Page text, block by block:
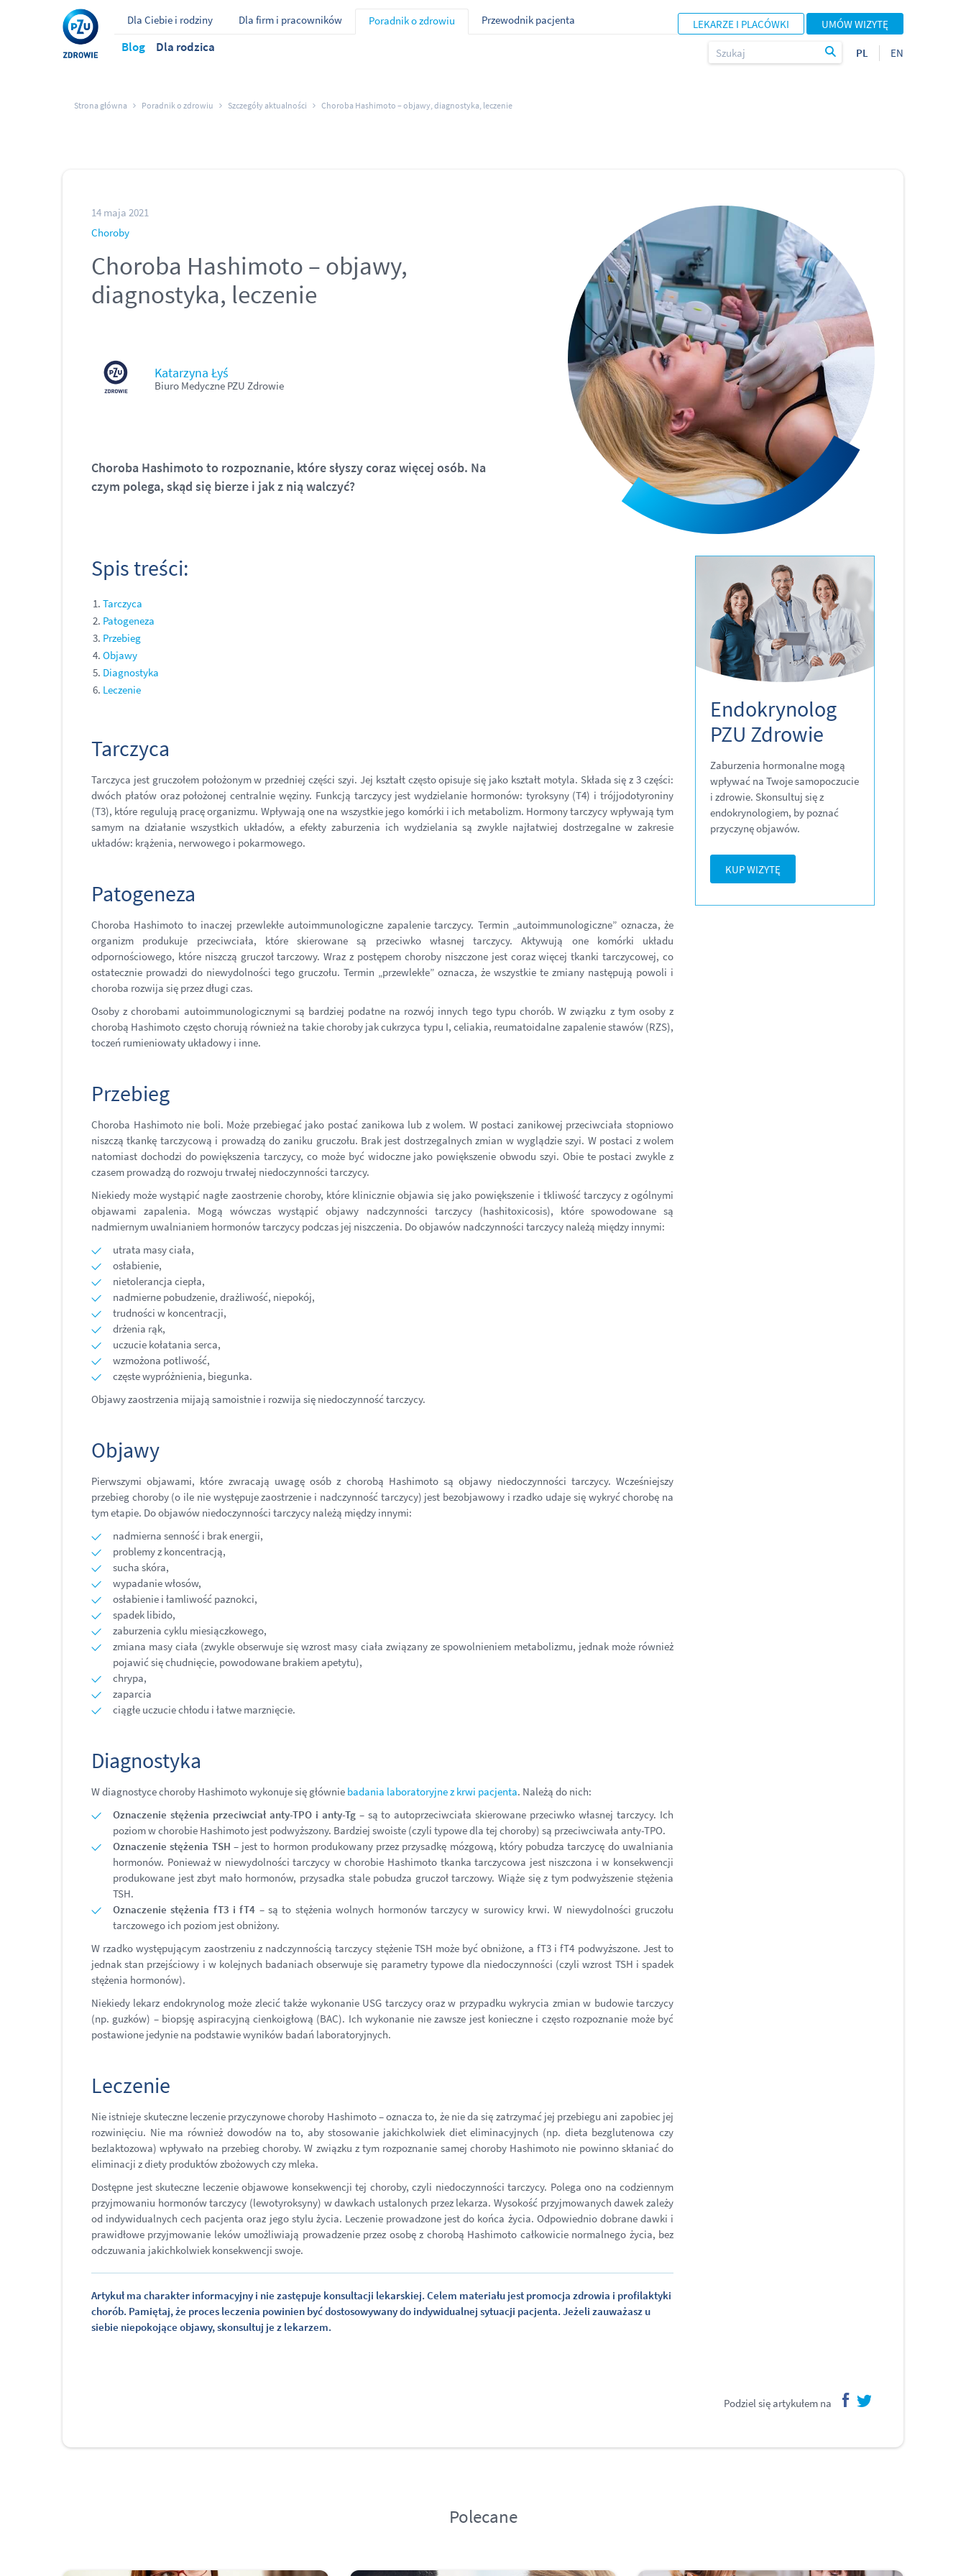
Dla Ciebie i rodziny Dla firm i pracowników Poradnik o zdrowiu Przewodnik pacjenta LEKARZE I PLACÓWKI UMÓW WIZYTĘ
Blog Dla rodzica PL EN
Strona główna Poradnik o zdrowiu Szczegóły aktualności Choroba Hashimoto – objawy, diagnostyka, leczenie
14 maja 2021
Choroby
Choroba Hashimoto – objawy,
diagnostyka, leczenie
Katarzyna Łyś
Biuro Medyczne PZU Zdrowie
Choroba Hashimoto to rozpoznanie, które słyszy coraz więcej osób. Na
czym polega, skąd się bierze i jak z nią walczyć?
Spis treści:
Tarczyca
Patogeneza
Przebieg
Objawy
Diagnostyka
Leczenie
Tarczyca
Tarczyca jest gruczołem położonym w przedniej części szyi. Jej kształt często opisuje się jako kształt motyla. Składa się z 3 części:
dwóch płatów oraz położonej centralnie węziny. Funkcją tarczycy jest wydzielanie hormonów: tyroksyny (T4) i trójjodotyroniny
(T3), które regulują pracę organizmu. Wpływają one na wszystkie jego komórki i ich metabolizm. Hormony tarczycy wpływają tym
samym na działanie wszystkich układów, a efekty zaburzenia ich wydzielania są zwykle najłatwiej dostrzegalne w zakresie
układów: krążenia, nerwowego i pokarmowego.
Patogeneza
Choroba Hashimoto to inaczej przewlekłe autoimmunologiczne zapalenie tarczycy. Termin „autoimmunologiczne” oznacza, że
organizm produkuje przeciwciała, które skierowane są przeciwko własnej tarczycy. Aktywują one komórki układu
odpornościowego, które niszczą gruczoł tarczowy. Wraz z postępem choroby niszczone jest coraz więcej tkanki tarczycowej, co
ostatecznie prowadzi do niewydolności tego gruczołu. Termin „przewlekłe” oznacza, że wszystkie te zmiany następują powoli i
choroba rozwija się przez długi czas.
Osoby z chorobami autoimmunologicznymi są bardziej podatne na rozwój innych tego typu chorób. W związku z tym osoby z
chorobą Hashimoto często chorują również na takie choroby jak cukrzyca typu I, celiakia, reumatoidalne zapalenie stawów (RZS),
toczeń rumieniowaty układowy i inne.
Przebieg
Choroba Hashimoto nie boli. Może przebiegać jako postać zanikowa lub z wolem. W postaci zanikowej przeciwciała stopniowo
niszczą tkankę tarczycową i prowadzą do zaniku gruczołu. Brak jest dostrzegalnych zmian w wyglądzie szyi. W postaci z wolem
natomiast dochodzi do powiększenia tarczycy, co może być widoczne jako powiększenie obwodu szyi. Obie te postaci zwykle z
czasem prowadzą do rozwoju trwałej niedoczynności tarczycy.
Niekiedy może wystąpić nagłe zaostrzenie choroby, które klinicznie objawia się jako powiększenie i tkliwość tarczycy z ogólnymi
objawami zapalenia. Mogą wówczas wystąpić objawy nadczynności tarczycy (hashitoxicosis), które spowodowane są
nadmiernym uwalnianiem hormonów tarczycy podczas jej niszczenia. Do objawów nadczynności tarczycy należą między innymi:
utrata masy ciała,
osłabienie,
nietolerancja ciepła,
nadmierne pobudzenie, drażliwość, niepokój,
trudności w koncentracji,
drżenia rąk,
uczucie kołatania serca,
wzmożona potliwość,
częste wypróżnienia, biegunka.
Objawy zaostrzenia mijają samoistnie i rozwija się niedoczynność tarczycy.
Objawy
Pierwszymi objawami, które zwracają uwagę osób z chorobą Hashimoto są objawy niedoczynności tarczycy. Wcześniejszy
przebieg choroby (o ile nie występuje zaostrzenie i nadczynność tarczycy) jest bezobjawowy i rzadko udaje się wykryć chorobę na
tym etapie. Do objawów niedoczynności tarczycy należą między innymi:
nadmierna senność i brak energii,
problemy z koncentracją,
sucha skóra,
wypadanie włosów,
osłabienie i łamliwość paznokci,
spadek libido,
zaburzenia cyklu miesiączkowego,
zmiana masy ciała (zwykle obserwuje się wzrost masy ciała związany ze spowolnieniem metabolizmu, jednak może również
pojawić się chudnięcie, powodowane brakiem apetytu),
chrypa,
zaparcia
ciągłe uczucie chłodu i łatwe marznięcie.
Diagnostyka
W diagnostyce choroby Hashimoto wykonuje się głównie badania laboratoryjne z krwi pacjenta. Należą do nich:
Oznaczenie stężenia przeciwciał anty-TPO i anty-Tg– są to autoprzeciwciała skierowane przeciwko własnej tarczycy. Ich
poziom w chorobie Hashimoto jest podwyższony. Bardziej swoiste (czyli typowe dla tej choroby) są przeciwciwała anty-TPO.
Oznaczenie stężenia TSH – jest to hormon produkowany przez przysadkę mózgową, który pobudza tarczycę do uwalniania
hormonów. Ponieważ w niewydolności tarczycy w chorobie Hashimoto tkanka tarczycowa jest niszczona i w konsekwencji
produkowane jest zbyt mało hormonów, przysadka stale pobudza gruczoł tarczowy. Wiąże się z tym podwyższenie stężenia
TSH.
Oznaczenie stężenia fT3 i fT4 – są to stężenia wolnych hormonów tarczycy w surowicy krwi. W niewydolności gruczołu
tarczowego ich poziom jest obniżony.
W rzadko występującym zaostrzeniu z nadczynnością tarczycy stężenie TSH może być obniżone, a fT3 i fT4 podwyższone. Jest to
jednak stan przejściowy i w kolejnych badaniach obserwuje się parametry typowe dla niedoczynności (czyli wzrost TSH i spadek
stężenia hormonów).
Niekiedy lekarz endokrynolog może zlecić także wykonanie USG tarczycy oraz w przypadku wykrycia zmian w budowie tarczycy
(np. guzków) – biopsję aspiracyjną cienkoigłową (BAC). Ich wykonanie nie zawsze jest konieczne i często rozpoznanie może być
postawione jedynie na podstawie wyników badań laboratoryjnych.
Leczenie
Nie istnieje skuteczne leczenie przyczynowe choroby Hashimoto – oznacza to, że nie da się zatrzymać jej przebiegu ani zapobiec jej
rozwinięciu. Nie ma również dowodów na to, aby stosowanie jakichkolwiek diet eliminacyjnych (np. dieta bezglutenowa czy
bezlaktozowa) wpływało na przebieg choroby. W związku z tym rozpoznanie samej choroby Hashimoto nie powinno skłaniać do
eliminacji z diety produktów zbożowych czy mleka.
Dostępne jest skuteczne leczenie objawowe konsekwencji tej choroby, czyli niedoczynności tarczycy. Polega ono na codziennym
przyjmowaniu hormonów tarczycy (lewotyroksyny) w dawkach ustalonych przez lekarza. Wysokość przyjmowanych dawek zależy
od indywidualnych cech pacjenta oraz jego stylu życia. Leczenie prowadzone jest do końca życia. Odpowiednio dobrane dawki i
prawidłowe przyjmowanie leków umożliwiają prowadzenie przez osobę z chorobą Hashimoto całkowicie normalnego życia, bez
odczuwania jakichkolwiek konsekwencji swoje.
Artykuł ma charakter informacyjny i nie zastępuje konsultacji lekarskiej. Celem materiału jest promocja zdrowia i profilaktyki
chorób. Pamiętaj, że proces leczenia powinien być dostosowywany do indywidualnej sytuacji pacjenta. Jeżeli zauważasz u
siebie niepokojące objawy, skonsultuj je z lekarzem.
Endokrynolog
PZU Zdrowie
Zaburzenia hormonalne mogą
wpływać na Twoje samopoczucie
i zdrowie. Skonsultuj się z
endokrynologiem, by poznać
przyczynę objawów.
KUP WIZYTĘ
Podziel się artykułem na
Polecane